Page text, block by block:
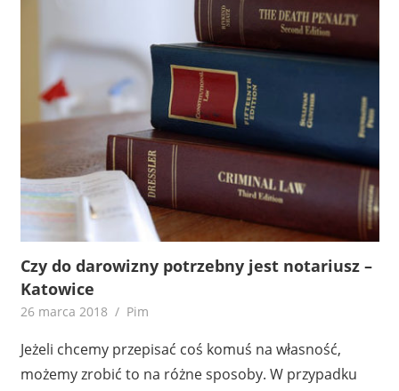
Czy do darowizny potrzebny jest notariusz –
Katowice
26 marca 2018 Pim
Jeżeli chcemy przepisać coś komuś na własność,
możemy zrobić to na różne sposoby. W przypadku